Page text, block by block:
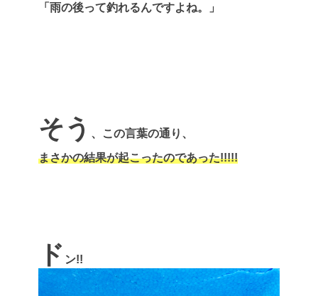
「雨の後って釣れるんですよね。」
そう 、この言葉の通り、
まさかの結果が起こったのであった!!!!!
ド ン!!